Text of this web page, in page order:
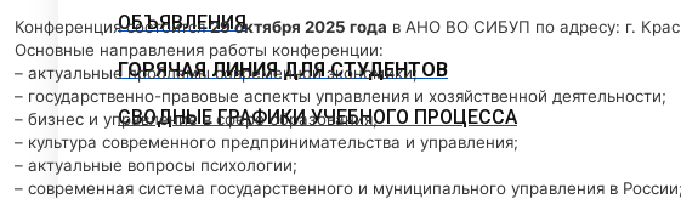
ОБЪЯВЛЕНИЯ
ГОРЯЧАЯ ЛИНИЯ ДЛЯ СТУДЕНТОВ
СВОДНЫЕ ГРАФИКИ УЧЕБНОГО ПРОЦЕССА
Конференция состоится 29 октября 2025 года в АНО ВО СИБУП по адресу: г.
Основные направления работы конференции:
– актуальные проблемы современной экономики;
– государственно-правовые аспекты управления и хозяйственной деятельности;
– бизнес и управление в сфере образования;
– культура современного предпринимательства и управления;
– актуальные вопросы психологии;
– современная система государственного и муниципального управления в России;